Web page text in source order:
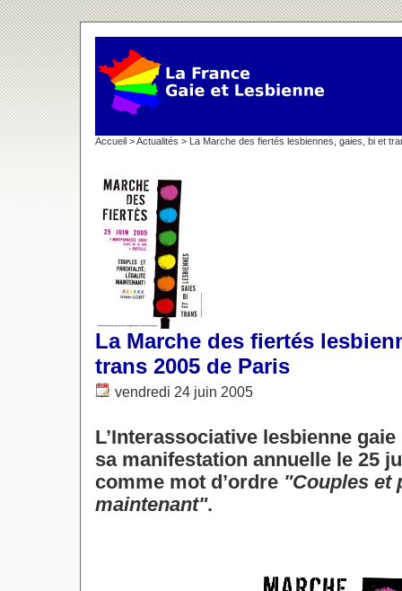
Accueil >Actualités > La Marche des fiertés lesbiennes, gaies, bi et
La Marche des fiertés
trans 2005 de Paris
vendredi 24 juin 2005
L’Interassociative lesbienne
sa manifestation annuelle le 25
comme mot d’ordre "Couples et
maintenant".